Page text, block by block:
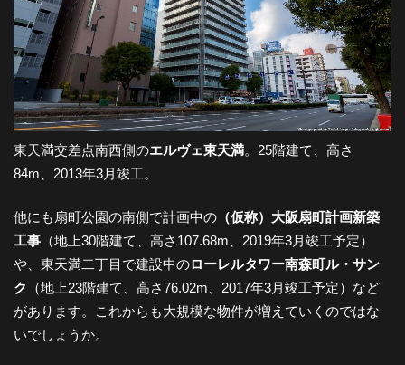
東天満交差点南西側のエルヴェ東天満。25階建て、高さ
84m、2013年3月竣工。
他にも扇町公園の南側で計画中の （仮称）大阪扇町計画新築
工事 （地上30階建て、高さ107.68m、2019年3月竣工予定）
や、東天満二丁目で建設中のローレルタワー南森町ル・サン
ク
（地上23階建て、高さ76.02m、2017年3月竣工予定）など
があります。これからも大規模な物件が増えていくのではな
いでしょうか。